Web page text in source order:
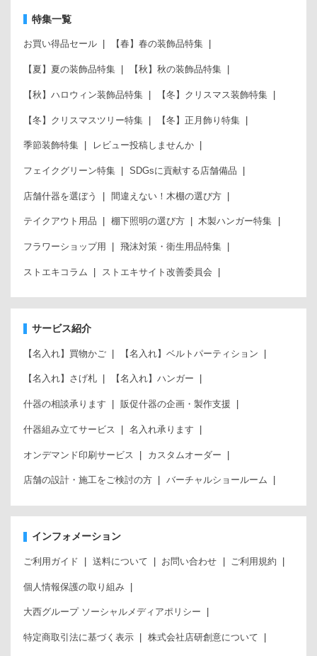
特集一覧
お買い得品セール 【春】春の装飾品特集
【夏】夏の装飾品特集 【秋】秋の装飾品特集
【秋】ハロウィン装飾品特集 【冬】クリスマス装飾特集
【冬】クリスマスツリー特集 【冬】正月飾り特集
季節装飾特集 レビュー投稿しませんか
フェイクグリーン特集 SDGsに貢献する店舗備品
店舗什器を選ぼう 間違えない！木棚の選び方
テイクアウト用品 棚下照明の選び方 木製ハンガー特集
フラワーショップ用 飛沫対策・衛生用品特集
ストエキコラム ストエキサイト改善委員会
サービス紹介
【名入れ】買物かご 【名入れ】ベルトパーティション
【名入れ】さげ札 【名入れ】ハンガー
什器の相談承ります 販促什器の企画・製作支援
什器組み立てサービス 名入れ承ります
オンデマンド印刷サービス カスタムオーダー
店舗の設計・施工をご検討の方 バーチャルショールーム
インフォメーション
ご利用ガイド 送料について お問い合わせ ご利用規約
個人情報保護の取り組み
大西グループ ソーシャルメディアポリシー
特定商取引法に基づく表示 株式会社店研創意について